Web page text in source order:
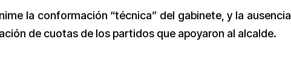
la conformación “técnica” del gabinete, y la ausencia
de cuotas de los partidos que apoyaron al alcalde.